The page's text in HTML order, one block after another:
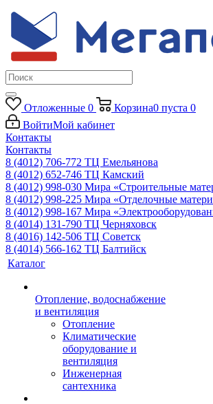
Отложенные 0 Корзина0 пуста 0
ВойтиМой кабинет
Контакты
Контакты
8 (4012) 706-772 ТЦ Емельянова
8 (4012) 652-746 ТЦ Камский
8 (4012) 998-030 Мира «Строительные
8 (4012) 998-225 Мира «Отделочные
8 (4012) 998-167 Мира
8 (4014) 131-790 ТЦ Черняховск
8 (4016) 142-506 ТЦ Советск
8 (4014) 566-162 ТЦ Балтийск
Каталог
Отопление, водоснабжение
и вентиляция
Отопление
Климатические
оборудование и
вентиляция
Инженерная
сантехника